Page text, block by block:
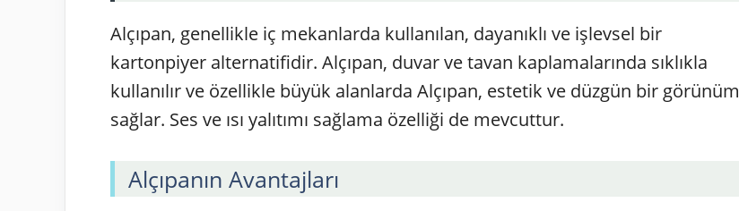
Alçıpan, genellikle iç mekanlarda kullanılan, dayanıklı ve işlevsel bir
kartonpiyer alternatifidir. Alçıpan, duvar ve tavan kaplamalarında sıklıkla
kullanılır ve özellikle büyük alanlarda Alçıpan, estetik ve düzgün bir görünüm
sağlar. Ses ve ısı yalıtımı sağlama özelliği de mevcuttur.
Alçıpanın Avantajları